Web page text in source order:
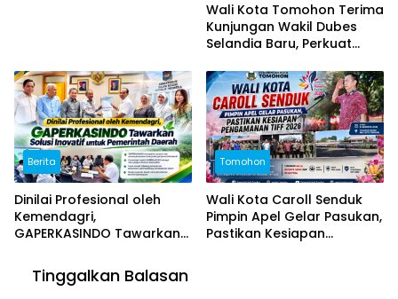
Wali Kota Tomohon Terima
Kunjungan Wakil Dubes
Selandia Baru, Perkuat
dan Jajaki Sister City
Berita
Dinilai Profesional oleh
Kemendagri,
GAPERKASINDO Tawarkan
Pemerintah Daerah
Tomohon
Wali Kota Caroll Senduk
Pimpin Apel Gelar Pasukan,
Pastikan Kesiapan
Tinggalkan Balasan